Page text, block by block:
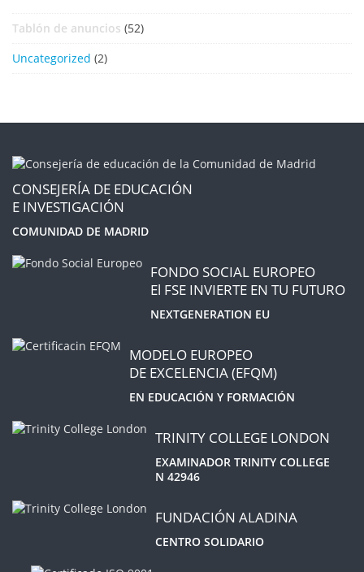
Tablón de anuncios (52)
Uncategorized (2)
CONSEJERÍA DE EDUCACIÓN
E INVESTIGACIÓN
COMUNIDAD DE MADRID
FONDO SOCIAL EUROPEO
El FSE INVIERTE EN TU FUTURO
NEXTGENERATION EU
MODELO EUROPEO
DE EXCELENCIA (EFQM)
EN EDUCACIÓN Y FORMACIÓN
TRINITY COLLEGE LONDON
EXAMINADOR TRINITY COLLEGE
N 42946
FUNDACIÓN ALADINA
CENTRO SOLIDARIO